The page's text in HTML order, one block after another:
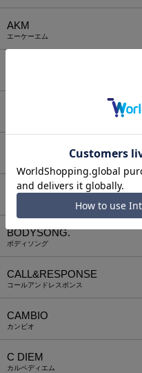
AKM
エーケーエム
ATTACHMENT
AUI NITE
BODYSONG.
ボディソング
CALL&RESPONSE
コールアンドレスポンス
CAMBIO
カンビオ
C DIEM
カルペディエム